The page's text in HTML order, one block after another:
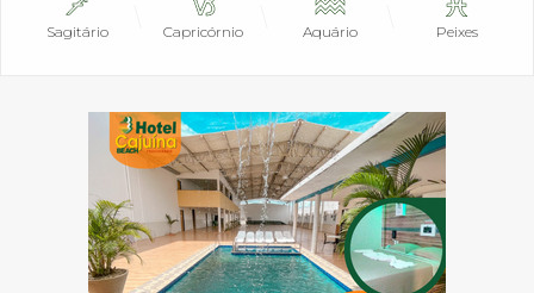
Sagitário Capricórnio Aquário Peixes